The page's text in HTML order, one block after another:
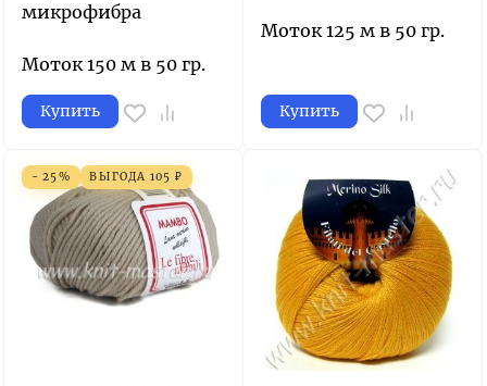
микрофибра
Моток 150 м в 50 гр.
Купить
Моток 125 м в 50 гр.
Купить
- 25% ВЫГОДА 105 ₽